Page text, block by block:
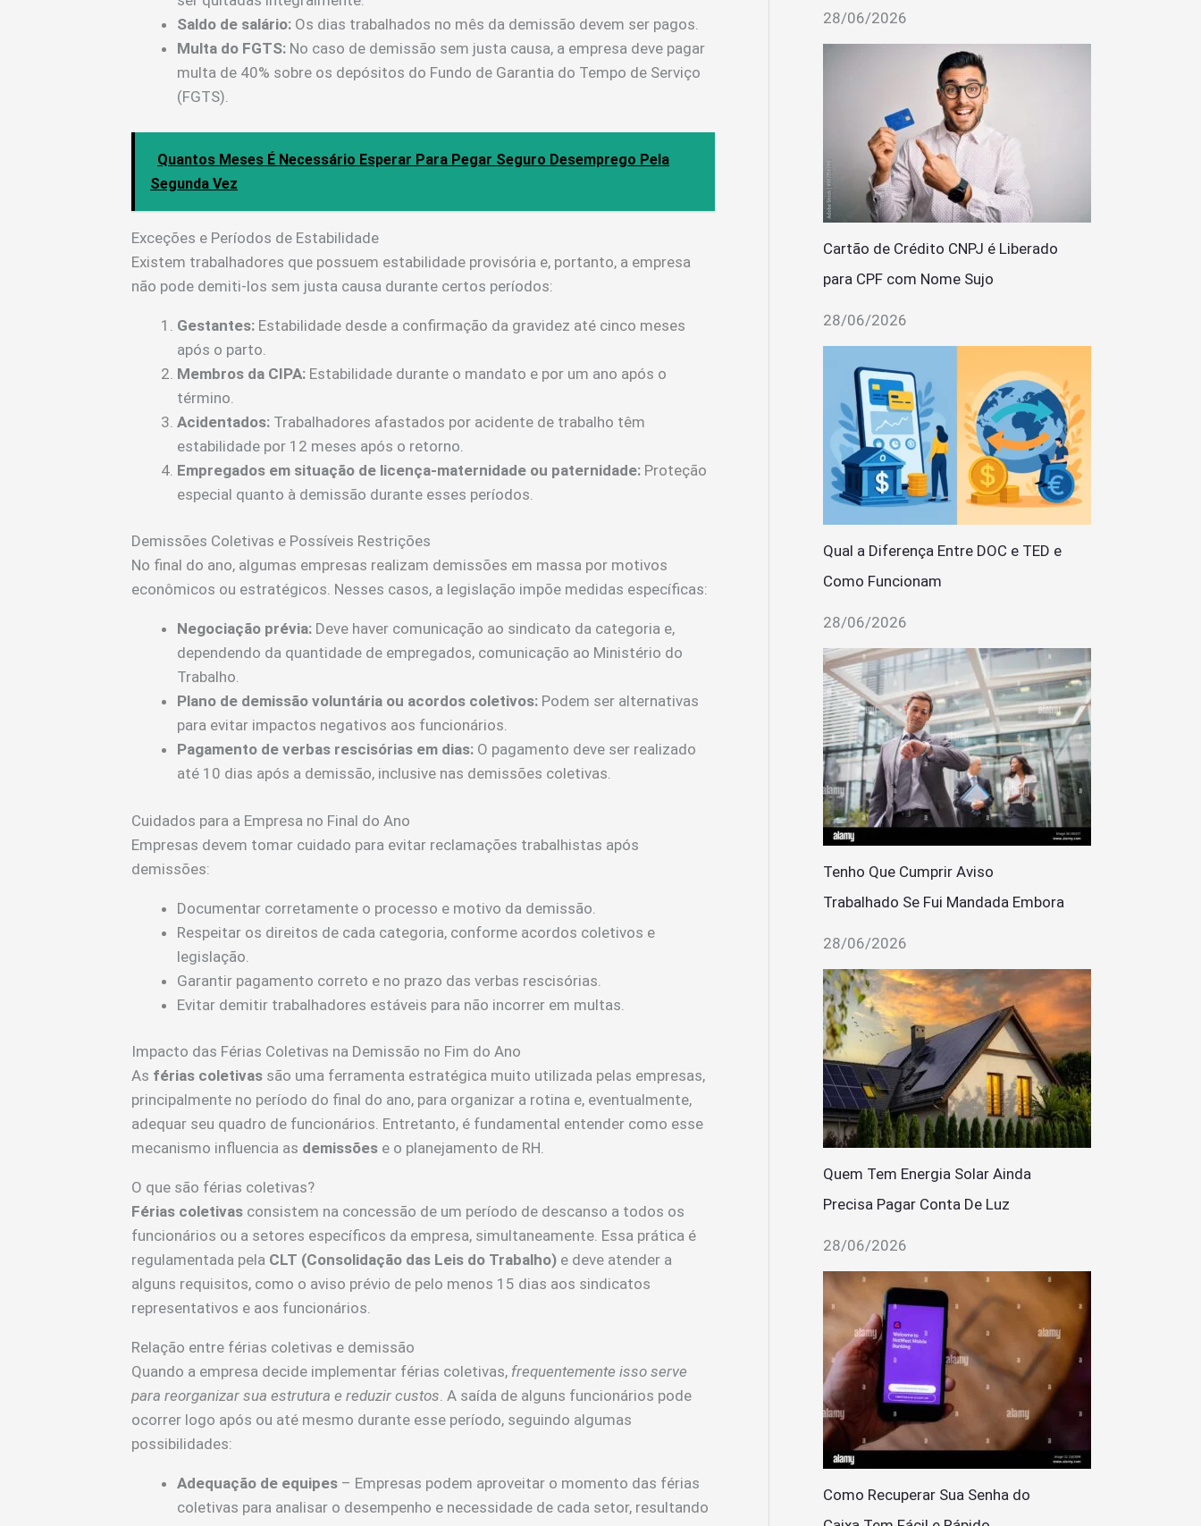
Saldo de salário: Os dias trabalhados no mês da demissão devem ser pagos.
Multa do FGTS: No caso de demissão sem justa causa, a empresa deve pagar
multa de 40% sobre os depósitos do Fundo de Garantia do Tempo de Serviço
(FGTS).
Quantos Meses É Necessário Esperar Para Pegar Seguro Desemprego Pela
Segunda Vez
Exceções e Períodos de Estabilidade
Existem trabalhadores que possuem estabilidade provisória e, portanto, a empresa
não pode demiti-los sem justa causa durante certos períodos:
Gestantes: Estabilidade desde a confirmação da gravidez até cinco meses
após o parto.
Membros da CIPA: Estabilidade durante o mandato e por um ano após o
término.
Acidentados: Trabalhadores afastados por acidente de trabalho têm
estabilidade por 12 meses após o retorno.
Empregados em situação de licença-maternidade ou paternidade: Proteção
especial quanto à demissão durante esses períodos.
Demissões Coletivas e Possíveis Restrições
No final do ano, algumas empresas realizam demissões em massa por motivos
econômicos ou estratégicos. Nesses casos, a legislação impõe medidas específicas:
Negociação prévia: Deve haver comunicação ao sindicato da categoria e,
dependendo da quantidade de empregados, comunicação ao Ministério do
Trabalho.
Plano de demissão voluntária ou acordos coletivos: Podem ser alternativas
para evitar impactos negativos aos funcionários.
Pagamento de verbas rescisórias em dias: O pagamento deve ser realizado
até 10 dias após a demissão, inclusive nas demissões coletivas.
Cuidados para a Empresa no Final do Ano
Empresas devem tomar cuidado para evitar reclamações trabalhistas após
demissões:
Documentar corretamente o processo e motivo da demissão.
Respeitar os direitos de cada categoria, conforme acordos coletivos e
legislação.
Garantir pagamento correto e no prazo das verbas rescisórias.
Evitar demitir trabalhadores estáveis para não incorrer em multas.
Impacto das Férias Coletivas na Demissão no Fim do Ano
As férias coletivas são uma ferramenta estratégica muito utilizada pelas empresas,
principalmente no período do final do ano, para organizar a rotina e, eventualmente,
adequar seu quadro de funcionários. Entretanto, é fundamental entender como esse
mecanismo influencia as demissões e o planejamento de RH.
O que são férias coletivas?
Férias coletivas consistem na concessão de um período de descanso a todos os
funcionários ou a setores específicos da empresa, simultaneamente. Essa prática é
regulamentada pela CLT (Consolidação das Leis do Trabalho) e deve atender a
alguns requisitos, como o aviso prévio de pelo menos 15 dias aos sindicatos
representativos e aos funcionários.
Relação entre férias coletivas e demissão
Quando a empresa decide implementar férias coletivas, frequentemente isso serve
para reorganizar sua estrutura e reduzir custos. A saída de alguns funcionários pode
ocorrer logo após ou até mesmo durante esse período, seguindo algumas
possibilidades:
Adequação de equipes – Empresas podem aproveitar o momento das férias
coletivas para analisar o desempenho e necessidade de cada setor, resultando
28/06/2026
Cartão de Crédito CNPJ é Liberado
para CPF com Nome Sujo
28/06/2026
Qual a Diferença Entre DOC e TED e
Como Funcionam
28/06/2026
Tenho Que Cumprir Aviso
Trabalhado Se Fui Mandada Embora
28/06/2026
Quem Tem Energia Solar Ainda
Precisa Pagar Conta De Luz
28/06/2026
Como Recuperar Sua Senha do